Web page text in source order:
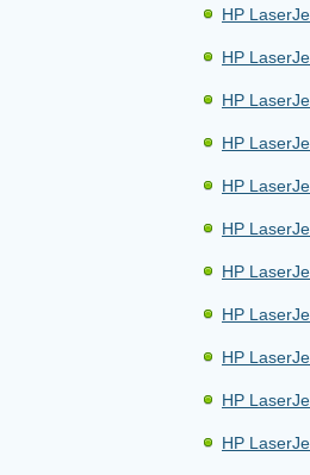
HP
HP
HP
HP
HP
HP
HP
HP
HP
HP
HP